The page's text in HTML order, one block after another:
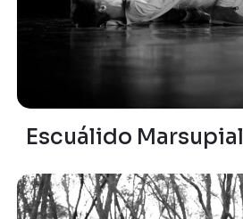
Escuálido Marsupial